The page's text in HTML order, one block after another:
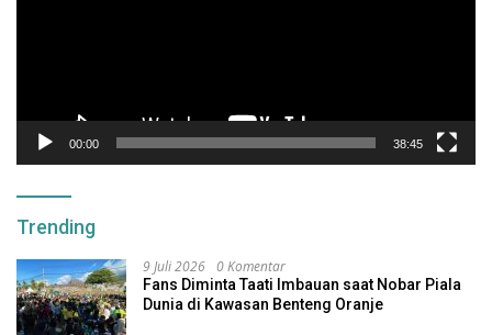
00:00 38:45
Trending
9 Juli 2026 0 Komentar
Fans Diminta Taati Imbauan saat Nobar Piala
Dunia di Kawasan Benteng Oranje